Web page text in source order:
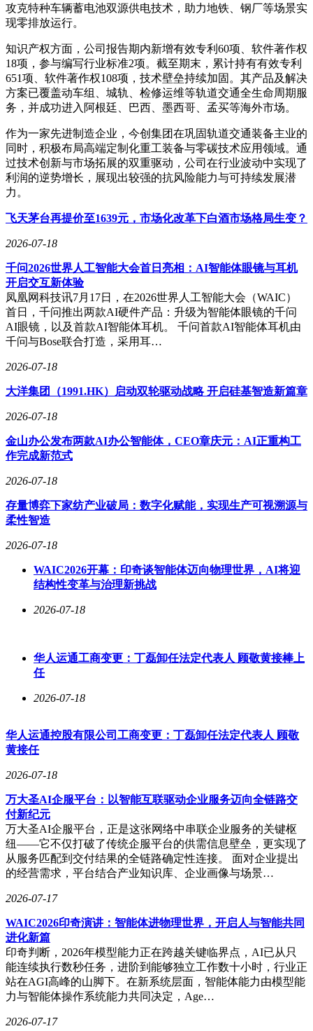
攻克特种车辆蓄电池双源供电技术，助力地铁、钢厂等场景实
现零排放运行。
知识产权方面，公司报告期内新增有效专利60项、软件著作权
18项，参与编写行业标准2项。截至期末，累计持有有效专利
651项、软件著作权108项，技术壁垒持续加固。其产品及解决
方案已覆盖动车组、城轨、检修运维等轨道交通全生命周期服
务，并成功进入阿根廷、巴西、墨西哥、孟买等海外市场。
作为一家先进制造企业，今创集团在巩固轨道交通装备主业的
同时，积极布局高端定制化重工装备与零碳技术应用领域。通
过技术创新与市场拓展的双重驱动，公司在行业波动中实现了
利润的逆势增长，展现出较强的抗风险能力与可持续发展潜
力。
飞天茅台再提价至1639元，市场化改革下白酒市场格局生变？
2026-07-18
千问2026世界人工智能大会首日亮相：AI智能体眼镜与耳机
开启交互新体验
凤凰网科技讯7月17日，在2026世界人工智能大会（WAIC）
首日，千问推出两款AI硬件产品：升级为智能体眼镜的千问
AI眼镜，以及首款AI智能体耳机。 千问首款AI智能体耳机由
千问与Bose联合打造，采用耳…
2026-07-18
大洋集团（1991.HK）启动双轮驱动战略 开启硅基智造新篇章
2026-07-18
金山办公发布两款AI办公智能体，CEO章庆元：AI正重构工
作完成新范式
2026-07-18
存量博弈下家纺产业破局：数字化赋能，实现生产可视溯源与
柔性智造
2026-07-18
WAIC2026开幕：印奇谈智能体迈向物理世界，AI将迎
结构性变革与治理新挑战
2026-07-18
华人运通工商变更：丁磊卸任法定代表人 顾敬黄接棒上
任
2026-07-18
华人运通控股有限公司工商变更：丁磊卸任法定代表人 顾敬
黄接任
2026-07-18
万大圣AI企服平台：以智能互联驱动企业服务迈向全链路交
付新纪元
万大圣AI企服平台，正是这张网络中串联企业服务的关键枢
纽——它不仅打破了传统企服平台的供需信息壁垒，更实现了
从服务匹配到交付结果的全链路确定性连接。 面对企业提出
的经营需求，平台结合产业知识库、企业画像与场景…
2026-07-17
WAIC2026印奇演讲：智能体进物理世界，开启人与智能共同
进化新篇
印奇判断，2026年模型能力正在跨越关键临界点，AI已从只
能连续执行数秒任务，进阶到能够独立工作数十小时，行业正
站在AGI高峰的山脚下。在新系统层面，智能体能力由模型能
力与智能体操作系统能力共同决定，Age…
2026-07-17